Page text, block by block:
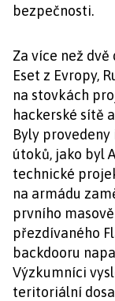
bezpečnosti.
Za více než
Eset z Evropy,
na stovkách
hackerské sítě
Byly
útoků, jako byl
technické
na armádu
prvního
přezdívaného
backdooru
Výzkumníci
teritoriální